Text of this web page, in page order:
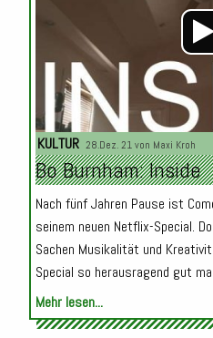
KULTUR 28.Dez. 21 von Maxi Kroh
Bo Burnham: Inside
Nach fünf Jahren Pause ist
seinem neuen Netflix-Special.
Sachen Musikalität und
Special so herausragend gut
Mehr lesen...